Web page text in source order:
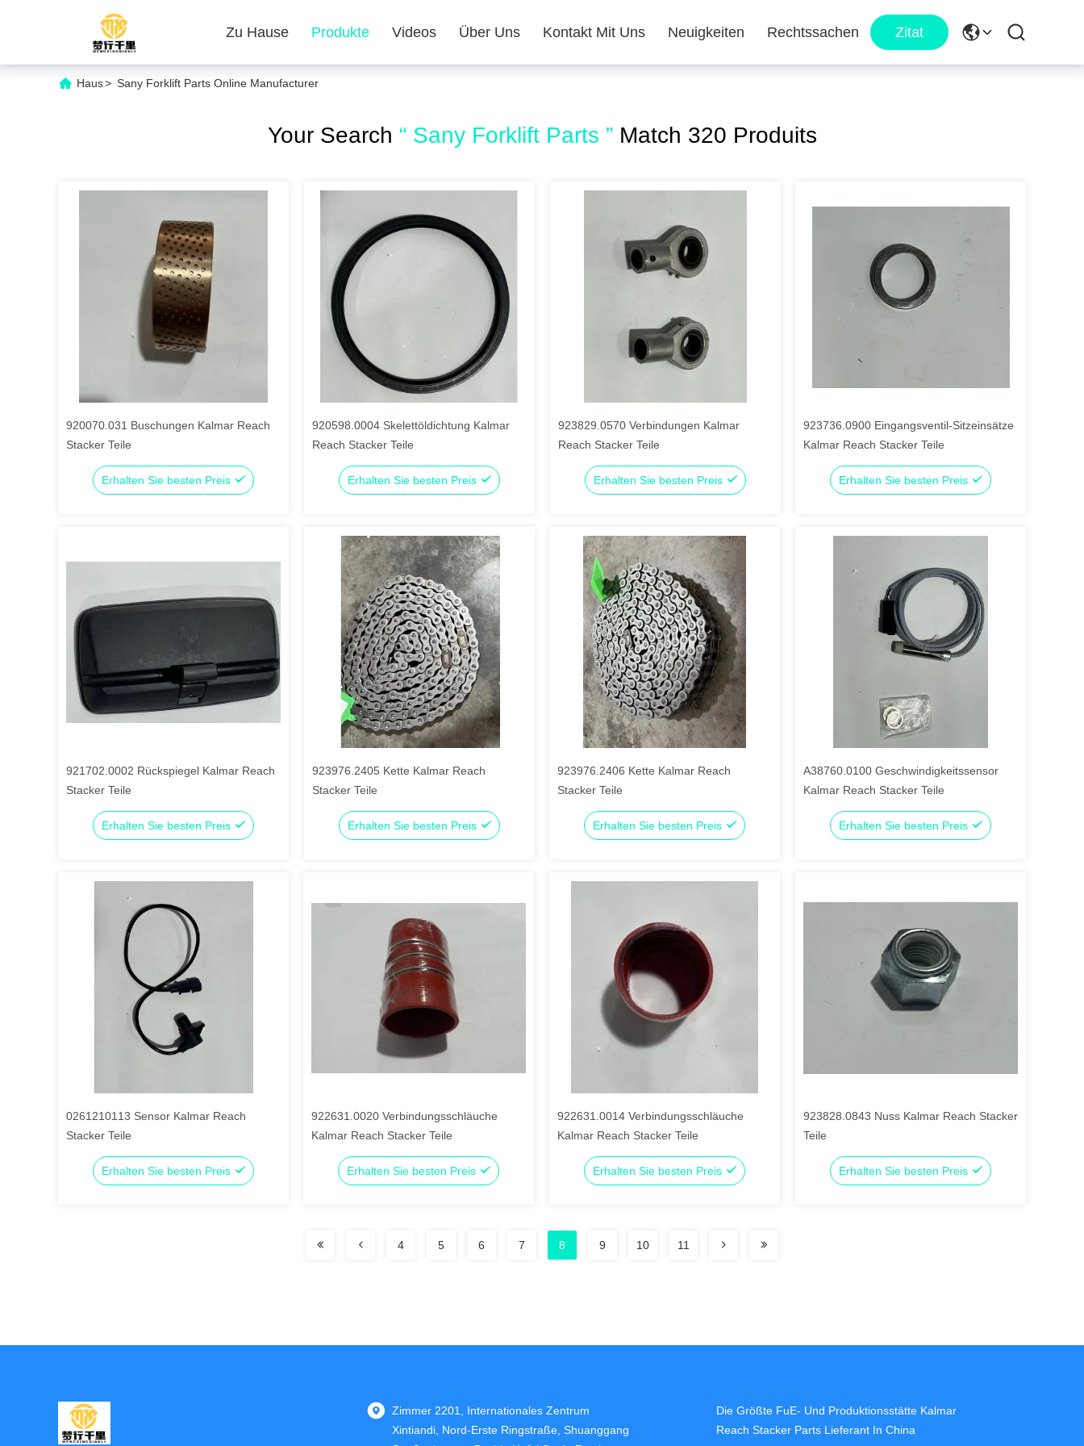
Zu Hause Produkte Videos Über Uns Kontakt Mit Uns Neuigkeiten Rechtssachen Zitat
Haus> Sany Forklift Parts Online Manufacturer
Your Search “ Sany Forklift Parts ”Match 320 Produits
920070.031 Buschungen Kalmar Reach
Stacker Teile
Erhalten Sie besten Preis
920598.0004 Skelettöldichtung Kalmar
Reach Stacker Teile
Erhalten Sie besten Preis
923829.0570 Verbindungen Kalmar
Reach Stacker Teile
Erhalten Sie besten Preis
923736.0900 Eingangsventil-Sitzeinsätze
Kalmar Reach Stacker Teile
Erhalten Sie besten Preis
921702.0002 Rückspiegel Kalmar Reach
Stacker Teile
Erhalten Sie besten Preis
923976.2405 Kette Kalmar Reach
Stacker Teile
Erhalten Sie besten Preis
923976.2406 Kette Kalmar Reach
Stacker Teile
Erhalten Sie besten Preis
A38760.0100 Geschwindigkeitssensor
Kalmar Reach Stacker Teile
Erhalten Sie besten Preis
0261210113 Sensor Kalmar Reach
Stacker Teile
Erhalten Sie besten Preis
922631.0020 Verbindungsschläuche
Kalmar Reach Stacker Teile
Erhalten Sie besten Preis
922631.0014 Verbindungsschläuche
Kalmar Reach Stacker Teile
Erhalten Sie besten Preis
923828.0843 Nuss Kalmar Reach Stacker
Teile
Erhalten Sie besten Preis
4 5 6 7 8 9 10 11
Zimmer 2201, Internationales Zentrum
Xintiandi, Nord-Erste Ringstraße, Shuanggang
Die Größte FuE- Und Produktionsstätte Kalmar
Reach Stacker Parts Lieferant In China